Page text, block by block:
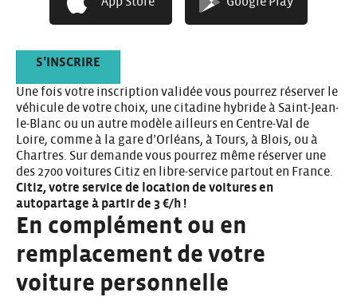
autonomie
S’INSCRIRE
Une fois votre inscription validée vous pourrez réserver le
véhicule de votre choix, une citadine hybride à Saint-Jean-
le-Blanc ou un autre modèle ailleurs en Centre-Val de
Loire, comme à la gare d’Orléans, à Tours, à Blois, ou à
Chartres. Sur demande vous pourrez même réserver une
des 2700 voitures Citiz en libre-service partout en France.
Citiz, votre service de location de voitures en
autopartage à partir de 3 €/h !
En complément ou en
remplacement de votre
voiture personnelle